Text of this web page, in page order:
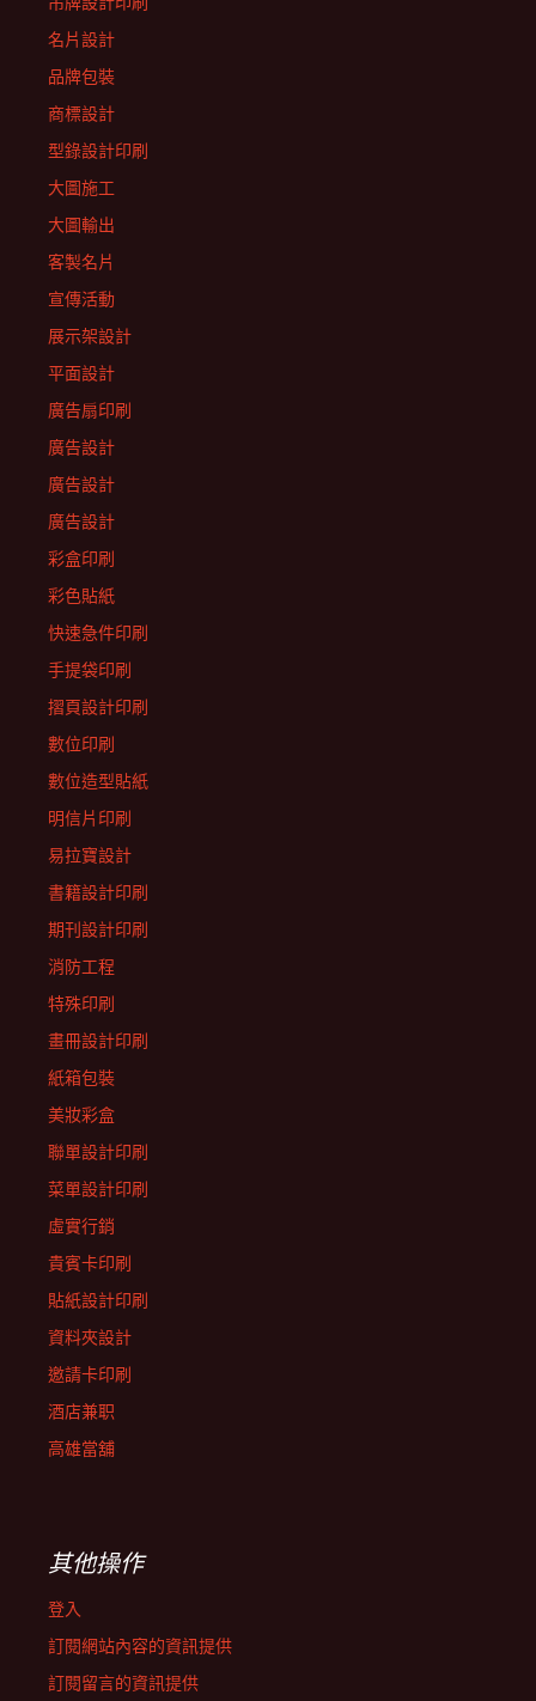
名片設計
品牌包裝
商標設計
型錄設計印刷
大圖施工
大圖輸出
客製名片
宣傳活動
展示架設計
平面設計
廣告扇印刷
廣告設計
廣告設計
廣告設計
彩盒印刷
彩色貼紙
快速急件印刷
手提袋印刷
摺頁設計印刷
數位印刷
數位造型貼紙
明信片印刷
易拉寶設計
書籍設計印刷
期刊設計印刷
消防工程
特殊印刷
畫冊設計印刷
紙箱包裝
美妝彩盒
聯單設計印刷
菜單設計印刷
虛實行銷
貴賓卡印刷
貼紙設計印刷
資料夾設計
邀請卡印刷
酒店兼职
高雄當舖
其他操作
登入
訂閱網站內容的資訊提供
訂閱留言的資訊提供